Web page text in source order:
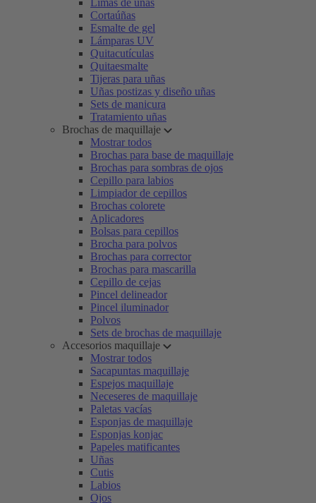
Limas de uñas
Cortaúñas
Esmalte de gel
Lámparas UV
Quitacutículas
Quitaesmalte
Tijeras para uñas
Uñas postizas y diseño uñas
Sets de manicura
Tratamiento uñas
Brochas de maquillaje
Mostrar todos
Brochas para base de maquillaje
Brochas para sombras de ojos
Cepillo para labios
Limpiador de cepillos
Brochas colorete
Aplicadores
Bolsas para cepillos
Brocha para polvos
Brochas para corrector
Brochas para mascarilla
Cepillo de cejas
Pincel delineador
Pincel iluminador
Polvos
Sets de brochas de maquillaje
Accesorios maquillaje
Mostrar todos
Sacapuntas maquillaje
Espejos maquillaje
Neceseres de maquillaje
Paletas vacías
Esponjas de maquillaje
Esponjas konjac
Papeles matificantes
Uñas
Cutis
Labios
Ojos